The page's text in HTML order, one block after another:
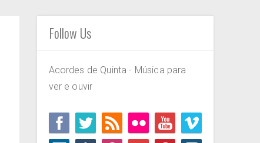
Follow Us
Acordes de Quinta - Música para
ver e ouvir